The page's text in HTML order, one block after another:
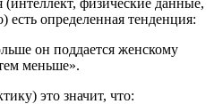
есть определенная тенденция:
он поддается женскому
меньше».
это значит, что: